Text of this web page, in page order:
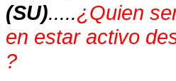
(SU).....¿Quien
en estar activo
?